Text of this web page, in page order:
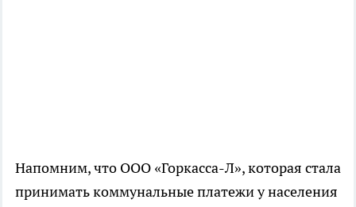
Напомним, что ООО «Горкасса-Л», которая стала
принимать коммунальные платежи у населения